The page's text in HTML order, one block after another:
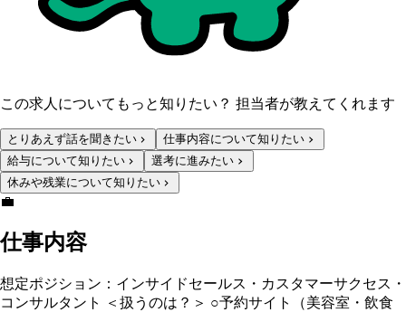
この求人についてもっと知りたい？ 担当者が教えてくれます
とりあえず話を聞きたい
仕事内容について知りたい
給与について知りたい
選考に進みたい
休みや残業について知りたい
💼
仕事内容
想定ポジション：インサイドセールス・カスタマーサクセス・
コンサルタント ＜扱うのは？＞ ○予約サイト（美容室・飲食